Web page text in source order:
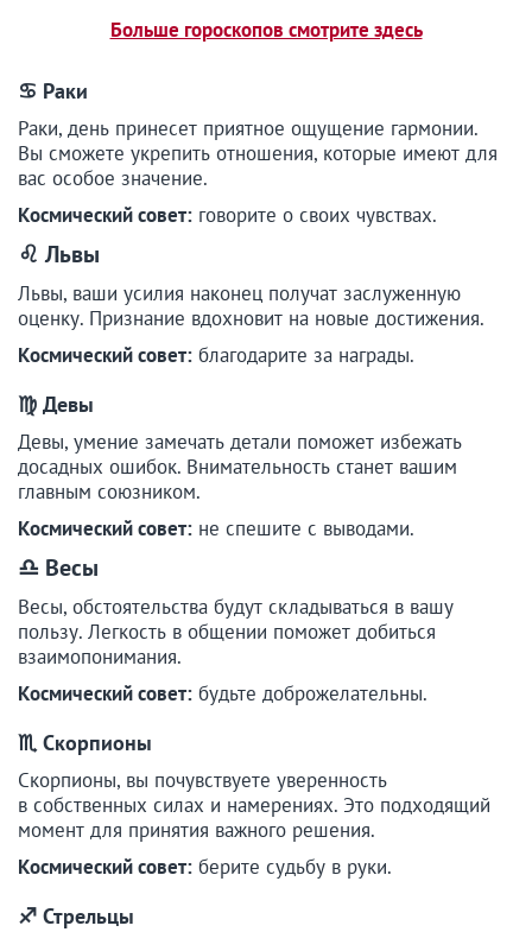
Больше гороскопов смотрите здесь
♋ Раки
Раки, день принесет приятное ощущение гармонии.
Вы сможете укрепить отношения, которые имеют для
вас особое значение.
Космический совет: говорите о своих чувствах.
♌ Львы
Львы, ваши усилия наконец получат заслуженную
оценку. Признание вдохновит на новые достижения.
Космический совет: благодарите за награды.
♍ Девы
Девы, умение замечать детали поможет избежать
досадных ошибок. Внимательность станет вашим
главным союзником.
Космический совет: не спешите с выводами.
♎ Весы
Весы, обстоятельства будут складываться в вашу
пользу. Легкость в общении поможет добиться
взаимопонимания.
Космический совет: будьте доброжелательны.
♏ Скорпионы
Скорпионы, вы почувствуете уверенность
в собственных силах и намерениях. Это подходящий
момент для принятия важного решения.
Космический совет: берите судьбу в руки.
♐ Стрельцы